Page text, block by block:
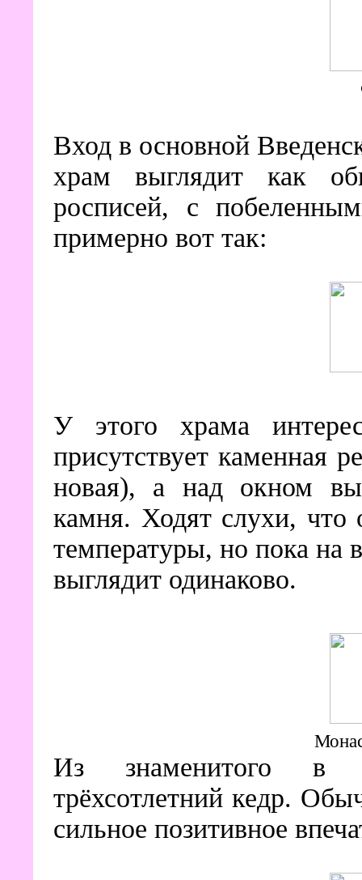
Вход в основной
храм выглядит как
росписей, с
примерно вот так:
У этого храма
присутствует каменная
новая), а над окном
камня. Ходят слухи, что
температуры, но пока на
выглядит одинаково.
Из знаменитого в
трёхсотлетний кедр.
сильное позитивное